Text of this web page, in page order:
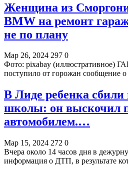
Женщина из
BMW на ремонт
не по плану
Мар 26, 2024 297 0
Фото: pixabay (иллюстративное)
поступило от горожан сообщение
В Лиде ребенка сбили
школы: он выскочил
автомобилем.…
Мар 15, 2024 272 0
Вчера около 14 часов дня в
информация о ДТП, в результате